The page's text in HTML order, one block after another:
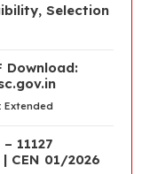
Selection
Download:
Extended
11127
CEN 01/2026